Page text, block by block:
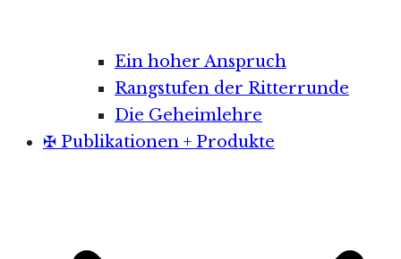
Ein hoher Anspruch
Rangstufen der Ritterrunde
Die Geheimlehre
✠ Publikationen + Produkte